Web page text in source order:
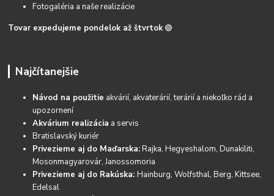
Fotogaléria a naše realizácie
Tovar expedujeme pondelok až štvrtok 🟢
Najčítanejšie
Návod na použitie akvárií, akvaterárií, terárií a niekoľko rád a
upozornení
Akvárium realizácia a servis
Bratislavský kuriér
Privezieme aj do Maďarska:Rajka, Hegyeshalom, Dunakiliti,
Mosonmagyarovár, Janossomoria
Privezieme aj do Rakúska:Hainburg, Wolfsthal, Berg, Kittsee,
Edelsal